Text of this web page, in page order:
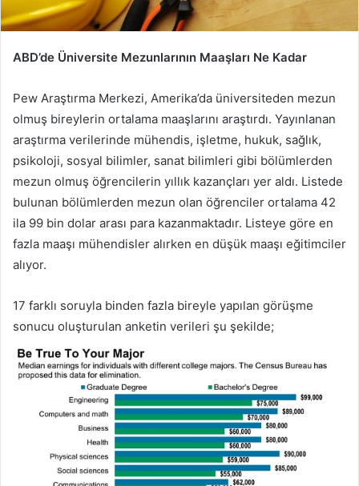
ABD’de Üniversite Mezunlarının Maaşları Ne Kadar
Pew Araştırma Merkezi, Amerika’da üniversiteden mezun
olmuş bireylerin ortalama maaşlarını araştırdı. Yayınlanan
araştırma verilerinde mühendis, işletme, hukuk, sağlık,
psikoloji, sosyal bilimler, sanat bilimleri gibi bölümlerden
mezun olmuş öğrencilerin yıllık kazançları yer aldı. Listede
bulunan bölümlerden mezun olan öğrenciler ortalama 42
ila 99 bin dolar arası para kazanmaktadır. Listeye göre en
fazla maaşı mühendisler alırken en düşük maaşı eğitimciler
alıyor.
17 farklı soruyla binden fazla bireyle yapılan görüşme
sonucu oluşturulan anketin verileri şu şekilde;